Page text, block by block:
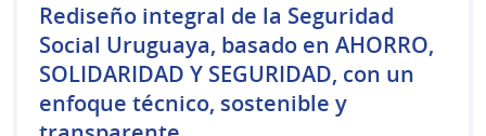
Rediseño integral de la Seguridad
Social Uruguaya, basado en AHORRO,
SOLIDARIDAD Y SEGURIDAD, con un
enfoque técnico, sostenible y